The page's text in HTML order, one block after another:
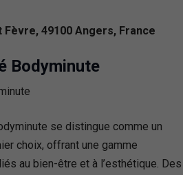
49100 Angers, France
Bodyminute
se distingue comme un
choix, offrant une gamme
au bien-être et à l’esthétique. Des